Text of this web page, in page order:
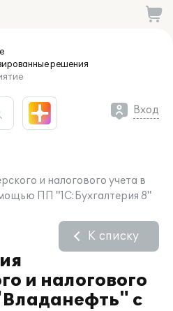
решения
Вход
и налогового учета в
ПП "1С:Бухгалтерия 8"
и налогового
с
К списку